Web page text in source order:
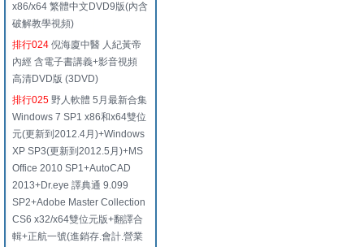
x86/x64 繁體中文DVD9版(內含
破解教學視頻)
排行024 倪海廈中醫 人紀黃帝
內經 含電子書講義+影音視頻
高清DVD版 (3DVD)
排行025 野人軟體 5月最新合集
Windows 7 SP1 x86和x64雙位
元(更新到2012.4月)+Windows
XP SP3(更新到2012.5月)+MS
Office 2010 SP1+AutoCAD
2013+Dr.eye 譯典通 9.099
SP2+Adobe Master Collection
CS6 x32/x64雙位元版+翻譯合
輯+正航一號(進銷存.會計.營業